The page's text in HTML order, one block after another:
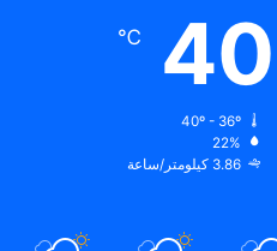
40
℃
22%
3.86 كيلومتر/ساعة